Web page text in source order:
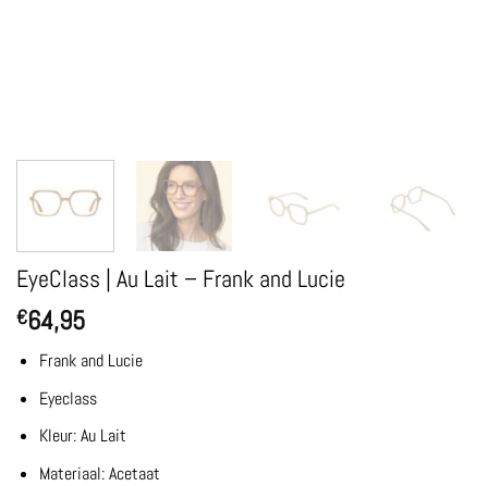
EyeClass | Au Lait – Frank and Lucie
€64,95
Frank and Lucie
Eyeclass
Kleur: Au Lait
Materiaal: Acetaat